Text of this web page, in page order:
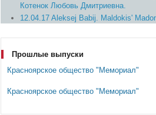
Котенок Любовь Дмитриевна.
12.04.17 Aleksej Babij. Maldokis'
Прошлые выпуски
Красноярское общество "Мемориал"
Красноярское общество "Мемориал"